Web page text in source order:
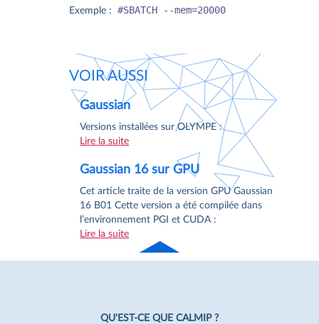
Exemple : #SBATCH --mem=20000
VOIR AUSSI
Gaussian
Versions installées sur OLYMPE :
Lire la suite
Gaussian 16 sur GPU
Cet article traite de la version GPU Gaussian
16 B01 Cette version a été compilée dans
l’environnement PGI et CUDA :
Lire la suite
de page
QU'EST-CE QUE CALMIP ?